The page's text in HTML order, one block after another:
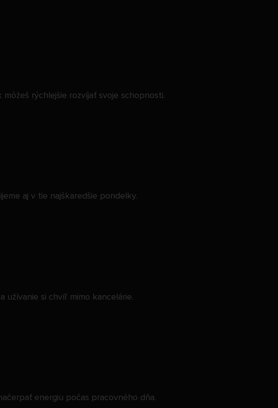
rýchlejšie rozvíjať svoje schopnosti.
aj v tie najškaredšie pondelky.
užívanie si chvíľ mimo kancelárie.
energiu počas pracovného dňa.